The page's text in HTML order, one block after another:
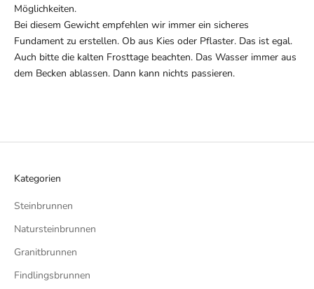
Möglichkeiten.
Bei diesem Gewicht empfehlen wir immer ein sicheres
Fundament zu erstellen. Ob aus Kies oder Pflaster. Das ist egal.
Auch bitte die kalten Frosttage beachten. Das Wasser immer aus
dem Becken ablassen. Dann kann nichts passieren.
Kategorien
Steinbrunnen
Natursteinbrunnen
Granitbrunnen
Findlingsbrunnen